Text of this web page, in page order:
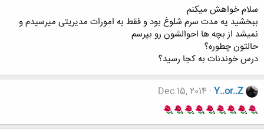
سلام خواهش میکنم
ببخشید یه مدت سرم شلوغ بود و فقط به امورات مدیریتی میرسیدم و
نمیشد از بچه ها احوالشون رو بپرسم
حالتون چطوره؟
درس خوندنات به کجا رسید؟
Y..or..Z
Dec 15, 2014